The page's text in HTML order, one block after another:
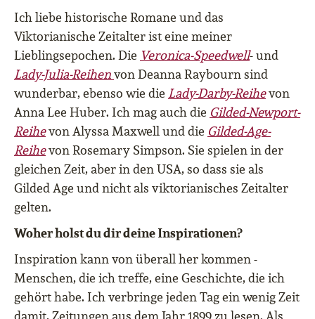
Ich liebe historische Romane und das
Viktorianische Zeitalter ist eine meiner
Lieblingsepochen. Die Veronica-Speedwell- und
Lady-Julia-Reihenvon Deanna Raybourn sind
wunderbar, ebenso wie die Lady-Darby-Reihevon
Anna Lee Huber. Ich mag auch die Gilded-Newport-
Reihevon Alyssa Maxwell und die Gilded-Age-
Reihevon Rosemary Simpson. Sie spielen in der
gleichen Zeit, aber in den USA, so dass sie als
Gilded Age und nicht als viktorianisches Zeitalter
gelten.
Woher holst du dir deine Inspirationen?
Inspiration kann von überall her kommen -
Menschen, die ich treffe, eine Geschichte, die ich
gehört habe. Ich verbringe jeden Tag ein wenig Zeit